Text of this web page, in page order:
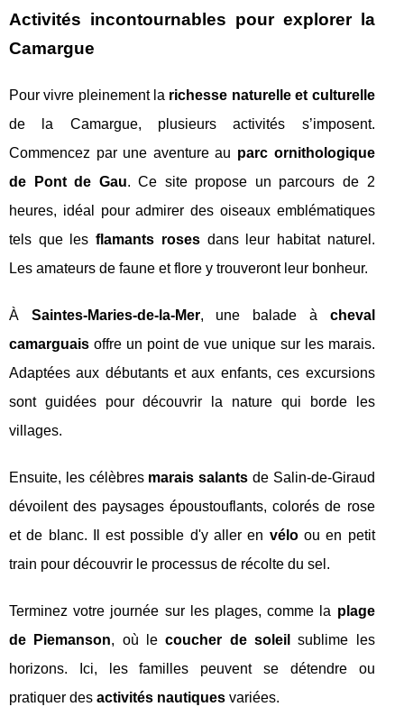
Activités incontournables pour explorer la
Camargue
Pour vivre pleinement la richesse naturelle et culturelle
de la Camargue, plusieurs activités s’imposent.
Commencez par une aventure au parc ornithologique
de Pont de Gau. Ce site propose un parcours de 2
heures, idéal pour admirer des oiseaux emblématiques
tels que lesflamants rosesdans leur habitat naturel.
Les amateurs de faune et flore y trouveront leur bonheur.
À Saintes-Maries-de-la-Mer, une balade à cheval
camarguais offre un point de vue unique sur les marais.
Adaptées aux débutants et aux enfants, ces excursions
sont guidées pour découvrir la nature qui borde les
villages.
Ensuite, les célèbres marais salants de Salin-de-Giraud
dévoilent des paysages époustouflants, colorés de rose
et de blanc. Il est possible d'y aller en véloou en petit
train pour découvrir le processus de récolte du sel.
Terminez votre journée sur les plages, comme la plage
de Piemanson, où lecoucher de soleil
sublime les
horizons. Ici, les familles peuvent se détendre ou
pratiquer des activités nautiques variées.